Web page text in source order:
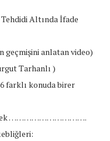
Altında İfade
geçmişini anlatan video)
Tarhanlı )
farklı konuda birer
………………………….